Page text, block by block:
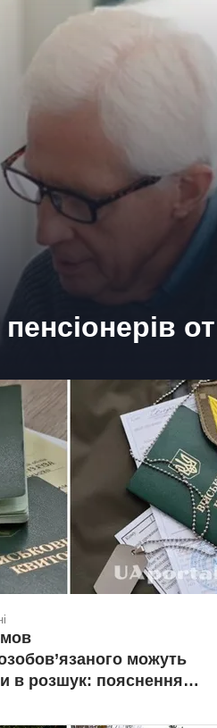
пенсіонерів
можуть
в розшук: пояснення